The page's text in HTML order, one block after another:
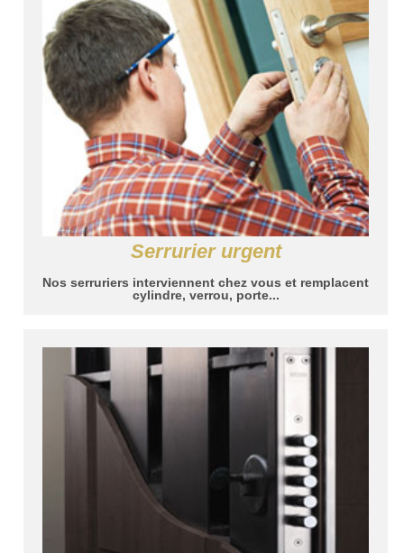
Serrurier urgent
Nos serruriers interviennent chez vous et remplacent
cylindre, verrou, porte...